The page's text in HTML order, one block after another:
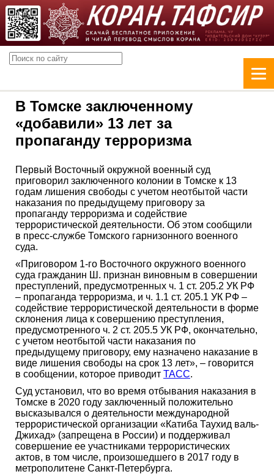
В Томске заключенному
«добавили» 13 лет за
пропаганду терроризма
Первый Восточный окружной военный суд
приговорил заключенного колонии в Томске к 13
годам лишения свободы с учетом неотбытой части
наказания по предыдущему приговору за
пропаганду терроризма и содействие
террористической деятельности. Об этом сообщили
в пресс-службе Томского гарнизонного военного
суда.
«Приговором 1-го Восточного окружного военного
суда гражданин Ш. признан виновным в совершении
преступлений, предусмотренных ч. 1 ст. 205.2 УК РФ
– пропаганда терроризма, и ч. 1.1 ст. 205.1 УК РФ –
содействие террористической деятельности в форме
склонения лица к совершению преступления,
предусмотренного ч. 2 ст. 205.5 УК РФ, окончательно,
с учетом неотбытой части наказания по
предыдущему приговору, ему назначено наказание в
виде лишения свободы на срок 13 лет», – говорится
в сообщении, которое приводит ТАСС.
Суд установил, что во время отбывания наказания в
Томске в 2020 году заключенный положительно
высказывался о деятельности международной
террористической организации «Катиба Таухид валь-
Джихад» (запрещена в России) и поддерживал
совершение ее участниками террористических
актов, в том числе, произошедшего в 2017 году в
метрополитене Санкт-Петербурга.